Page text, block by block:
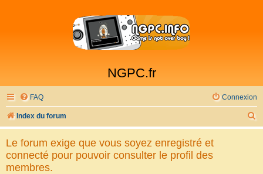
NGPC.fr
FAQ Connexion
Index du forum
e
Le forum exige que vous soyez enregistré et
connecté pour pouvoir consulter le profil des
membres.